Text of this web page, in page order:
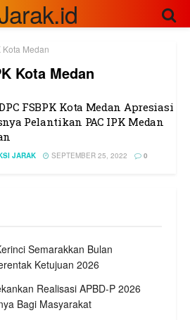
Kota Medan
Kota Medan
FSBPK Kota Medan Apresiasi
Pelantikan PAC IPK Medan
JARAK SEPTEMBER 25, 2022 0
Semarakkan Bulan
Ketujuan 2026
Realisasi APBD-P 2026
Bagi Masyarakat